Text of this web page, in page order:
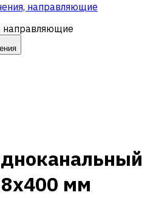
направляющие
направляющие
мм